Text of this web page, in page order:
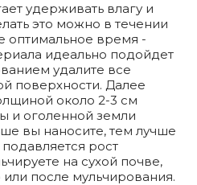
удерживать влагу и
это можно в течении
оптимальное время -
идеально подойдет
удалите все
поверхности. Далее
около 2-3 см
и оголенной земли
вы наносите, тем лучше
рост
на сухой почве,
после мульчирования.